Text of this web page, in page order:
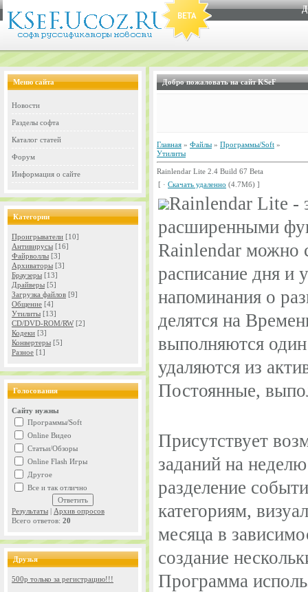
Меню сайта
Новости
Разделы софта
Каталог статей
Форум
Информация о сайте
Категории
Проигрыватели [10]
Антивирусы [16]
Файрволлы [3]
Архиваторы [3]
Браузеры [13]
Драйверы [5]
Загрузка файлов [9]
Общение [4]
Утилиты [13]
CD/DVD-ROM/RW [2]
Кодеки [3]
Конвертеры [5]
Разное [1]
Голосования
Сайту нужны
Программы/Soft
Online Видео
Статьи/Обзоры
Online Flash Игры
Другое
Все и так отлично
Результаты | Архив опросов
Всего ответов: 20
Друзья
500р только за регистрацию!!!
Добро пожаловать на сайт KSeF
Главная » Файлы » Программы/Soft »
Утилиты
Rainlendar Lite 2.4 Build 67 Beta
[ · Скачать удаленно (4.7Мб) ]
Rainlendar Lite -
расширенными
Rainlendar можно
расписание дня и
напоминания о
делятся на
выполняются
удаляются из
Постоянные,
Присутствует
заданий на
разделение
категориям,
месяца в
создание
Программа